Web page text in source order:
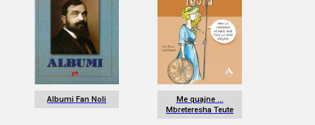
Albumi Fan Noli
Me quajne …
Mbreteresha Teute